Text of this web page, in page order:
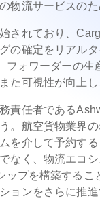
物流サービスの
されており、
の確定をリアル
フォワーダーの
た可視性が向上
責任者である
。航空貨物業界
を介して予約す
なく、物流エコ
ップを構築する
ョンをさらに推